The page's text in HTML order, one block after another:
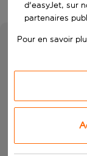
d'easyJet, sur
partenaires
Pour en savoir